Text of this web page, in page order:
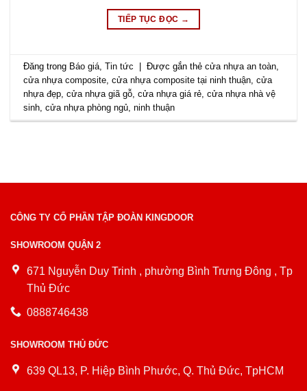
TIẾP TỤC ĐỌC →
Đăng trong Báo giá ,Tin tức | Được gắn thẻcửa nhựa an toàn
cửa nhựa composite ,cửa nhựa composite tại ninh thuận ,cửa
nhựa đẹp ,cửa nhựa giã gỗ ,cửa nhựa giá rẻ ,cửa nhựa nhà vệ
sinh ,cửa nhựa phòng ngủ ,ninh thuận
CÔNG TY CỔ PHẦN TẬP ĐOÀN KINGDOOR
SHOWROOM QUẬN 2
671 Nguyễn Duy Trinh , phường Bình Trưng Đông , Tp
Thủ Đức
0888746438
SHOWROOM THỦ ĐỨC
639 QL13, P. Hiệp Bình Phước, Q. Thủ Đức, TpHCM